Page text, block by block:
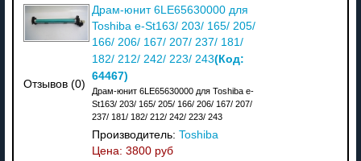
Отзывов (0)
Драм-юнит 6LE65630000 для
Toshiba e-St163/ 203/ 165/ 205/
166/ 206/ 167/ 207/ 237/ 181/
182/ 212/ 242/ 223/ 243(Код:
64467)
Драм-юнит 6LE65630000 для Toshiba e-
St163/ 203/ 165/ 205/ 166/ 206/ 167/ 207/
237/ 181/ 182/ 212/ 242/ 223/ 243
Производитель: Toshiba
Цена: 3800 руб